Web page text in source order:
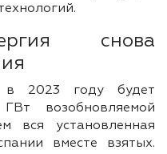
снова
в 2023 году будет
возобновляемой
вся установленная
вместе взятых.